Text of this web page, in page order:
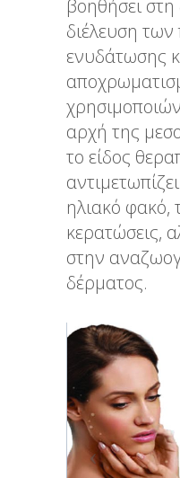
βοηθήσει στη
διέλευση
ενυδάτωσης
αρχή της
το είδος
ηλιακό φακό,
κερατώσεις,
στην
δέρματος.